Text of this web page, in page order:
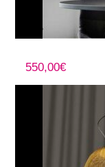
550,00€